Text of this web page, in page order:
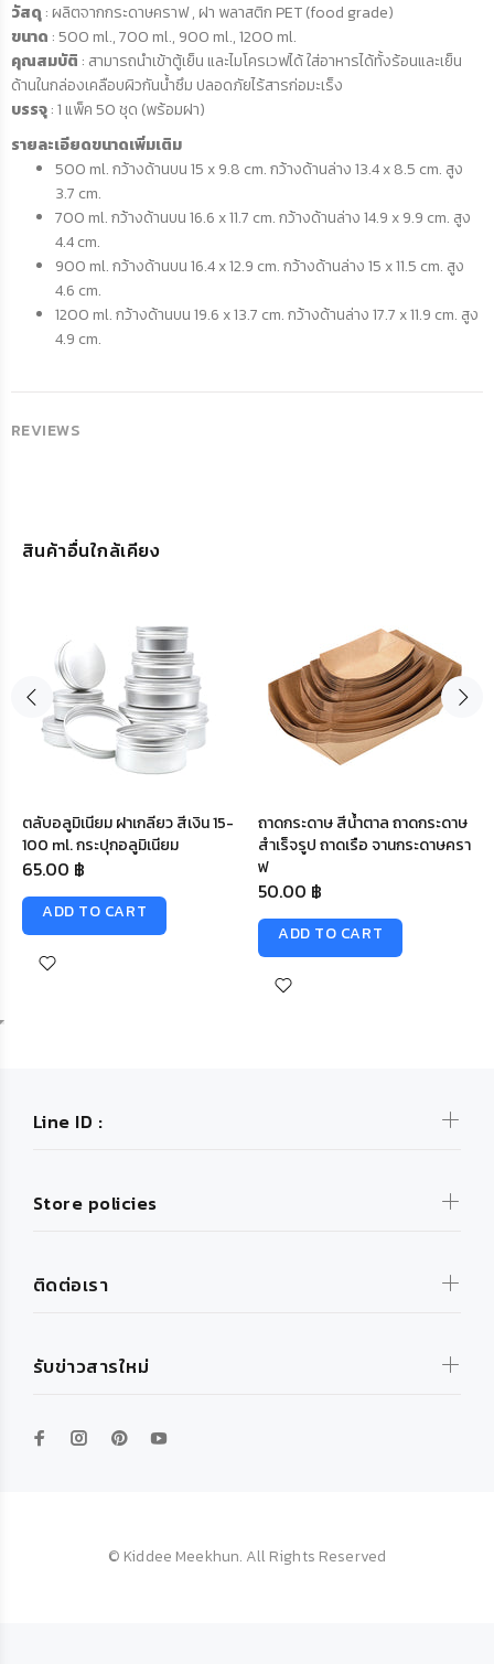
วัสดุ: ผลิตจากกระดาษคราฟ , ฝา พลาสติก PET (food grade)
ขนาด : 500 ml., 700 ml., 900 ml., 1200 ml.
คุณสมบัติ : สามารถนำเข้าตู้เย็น และไมโครเวฟได้ ใส่อาหารได้ทั้งร้อนและเย็น
ด้านในกล่องเคลือบผิวกันน้ำซึม ปลอดภัยไร้สารก่อมะเร็ง
บรรจุ: 1 แพ็ค 50 ชุด (พร้อมฝา)
รายละเอียดขนาดเพิ่มเติม
500 ml. กว้างด้านบน 15 x 9.8 cm. กว้างด้านล่าง 13.4 x 8.5 cm. สูง
3.7 cm.
700 ml. กว้างด้านบน 16.6 x 11.7 cm. กว้างด้านล่าง 14.9 x 9.9 cm. สูง
4.4 cm.
900 ml. กว้างด้านบน 16.4 x 12.9 cm. กว้างด้านล่าง 15 x 11.5 cm. สูง
4.6 cm.
1200 ml. กว้างด้านบน 19.6 x 13.7 cm. กว้างด้านล่าง 17.7 x 11.9 cm. สูง
4.9 cm.
REVIEWS
สินค้าอื่นใกล้เคียง
ตลับอลูมิเนียม ฝาเกลียว สีเงิน 15-
100 ml. กระปุกอลูมิเนียม
65.00 ฿
ADD TO CART
ถาดกระดาษ สีน้ำตาล ถาดกระดาษ
สำเร็จรูป ถาดเรือ จานกระดาษครา
ฟ
50.00 ฿
ADD TO CART
Line ID :
Store policies
ติดต่อเรา
รับข่าวสารใหม่
© Kiddee Meekhun. All Rights Reserved